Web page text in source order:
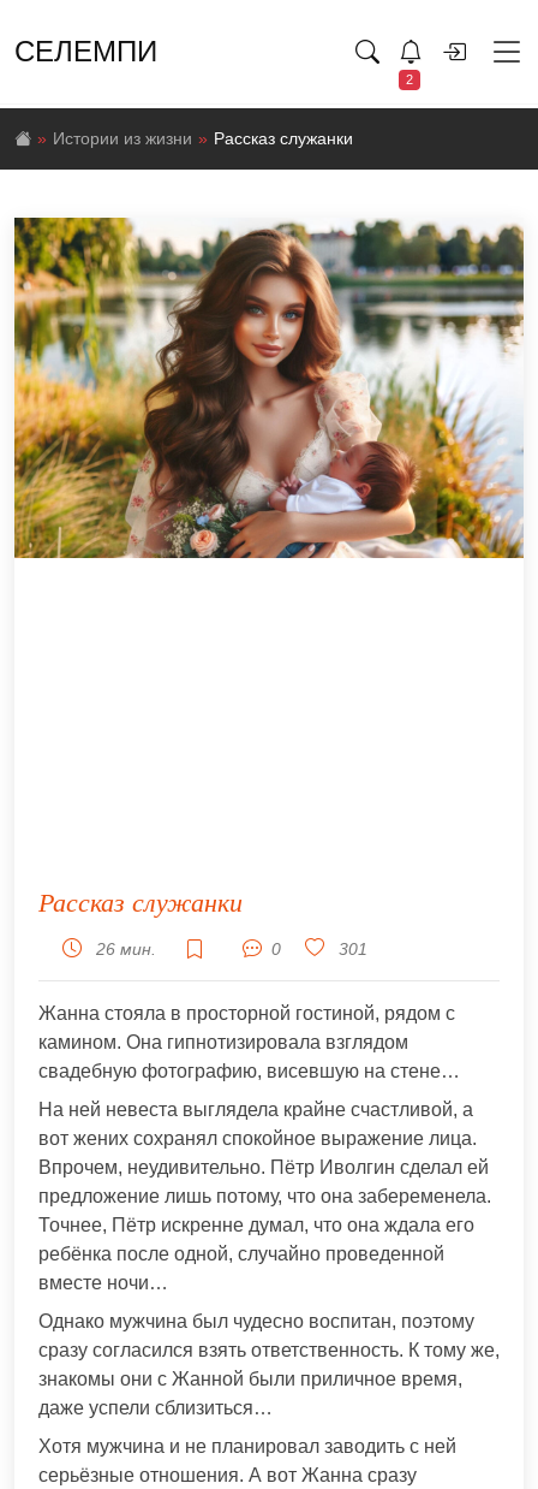
СЕЛЕМПИ
2
Истории из жизни Рассказ служанки
Рассказ служанки
26 мин. 0 301
Жанна стояла в просторной гостиной, рядом с
камином. Она гипнотизировала взглядом
свадебную фотографию, висевшую на стене…
На ней невеста выглядела крайне счастливой, а
вот жених сохранял спокойное выражение лица.
Впрочем, неудивительно. Пётр Иволгин сделал ей
предложение лишь потому, что она забеременела.
Точнее, Пётр искренне думал, что она ждала его
ребёнка после одной, случайно проведенной
вместе ночи…
Однако мужчина был чудесно воспитан, поэтому
сразу согласился взять ответственность. К тому же,
знакомы они с Жанной были приличное время,
даже успели сблизиться…
Хотя мужчина и не планировал заводить с ней
серьёзные отношения. А вот Жанна сразу